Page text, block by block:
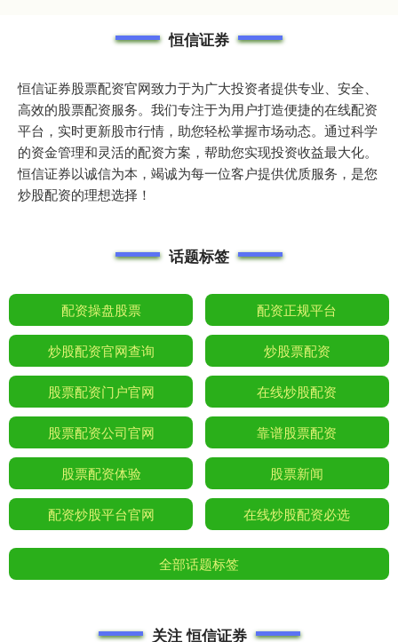
恒信证券
恒信证券股票配资官网致力于为广大投资者提供专业、安全、
高效的股票配资服务。我们专注于为用户打造便捷的在线配资
平台，实时更新股市行情，助您轻松掌握市场动态。通过科学
的资金管理和灵活的配资方案，帮助您实现投资收益最大化。
恒信证券以诚信为本，竭诚为每一位客户提供优质服务，是您
炒股配资的理想选择！
话题标签
配资操盘股票 配资正规平台
炒股配资官网查询 炒股票配资
股票配资门户官网 在线炒股配资
股票配资公司官网 靠谱股票配资
股票配资体验 股票新闻
配资炒股平台官网 在线炒股配资必选
全部话题标签
关注 恒信证券